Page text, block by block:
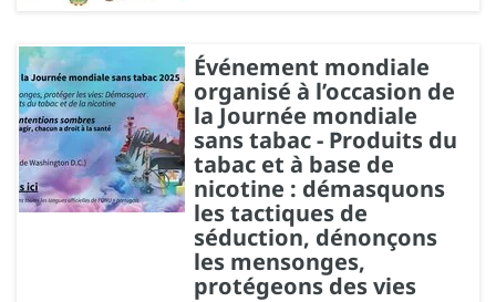
Événement mondiale
organisé à l’occasion de
la Journée mondiale
sans tabac - Produits du
tabac et à base de
nicotine : démasquons
les tactiques de
séduction, dénonçons
les mensonges,
protégeons des vies